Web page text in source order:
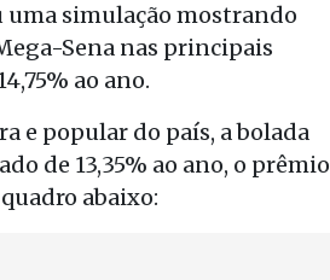
simulação mostrando
Sena nas principais
ao ano.
e popular do país, a bolada
de 13,35% ao ano, o prêmio
abaixo: